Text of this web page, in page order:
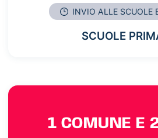
INVIO ALLE SCUOLE
SCUOLE
1 COMUNE E